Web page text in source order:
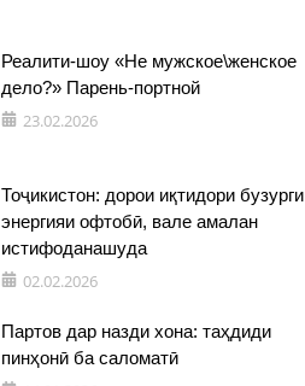
Реалити-шоу «Не мужское\женское
дело?» Парень-портной
23.02.2026
Тоҷикистон: дорои иқтидори бузурги
энергияи офтобӣ, вале амалан
истифоданашуда
02.02.2026
Партов дар назди хона: таҳдиди
пинҳонӣ ба саломатӣ